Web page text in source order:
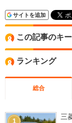
サイトを追加
この記事のキ
ランキング
総合
1
三